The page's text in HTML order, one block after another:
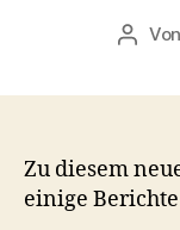
Von
Zu diesem
einige